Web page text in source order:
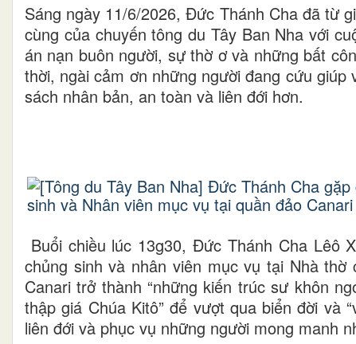
Sáng ngày 11/6/2026, Đức Thánh Cha đã từ
cùng của chuyến tông du Tây Ban Nha với
án nạn buôn người, sự thờ ơ và những bất
thời, ngài cảm ơn những người đang cứu
sách nhân bản, an toàn và liên đới hơn.
Buổi chiều lúc 13g30, Đức Thánh Cha Lêô
chủng sinh và nhân viên mục vụ tại Nhà
Canari trở thành “những kiến trúc sư khôn
thập giá Chúa Kitô” để vượt qua biển đời và
liên đới và phục vụ những người mong manh